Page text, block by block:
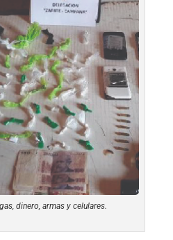
dinero, armas y celulares.